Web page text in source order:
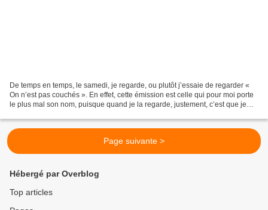
De temps en temps, le samedi, je regarde, ou plutôt j’essaie de regarder «
On n’est pas couchés ». En effet, cette émission est celle qui pour moi porte
le plus mal son nom, puisque quand je la regarde, justement, c’est que je
Page suivante >
Hébergé par Overblog
Top articles